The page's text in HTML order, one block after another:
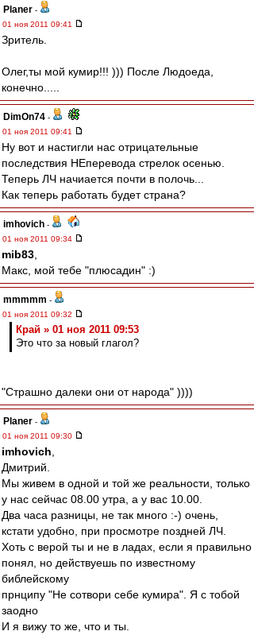
Planer -
01 ноя 2011 09:41
Зритель.
Олег,ты мой кумир!!! ))) После Людоеда,
конечно.....
DimOn74 -
01 ноя 2011 09:41
Ну вот и настигли нас отрицательные
последствия НЕперевода стрелок осенью.
Теперь ЛЧ начиается почти в полочь...
Как теперь работать будет страна?
imhovich -
01 ноя 2011 09:34
mib83
Макс, мой тебе "плюсадин" :)
mmmmm -
01 ноя 2011 09:32
Край » 01 ноя 2011 09:53
Это что за новый глагол?
"Страшно далеки они от народа" ))))
Planer -
01 ноя 2011 09:30
imhovich
Дмитрий.
Мы живем в одной и той же реальности, только
у нас сейчас 08.00 утра, а у вас 10.00.
Два часа разницы, не так много :-) очень,
кстати удобно, при просмотре поздней ЛЧ.
Хоть с верой ты и не в ладах, если я правильно
понял, но действуешь по известному
библейскому
прнципу "Не сотвори себе кумира". Я с тобой
заодно
И я вижу то же, что и ты.